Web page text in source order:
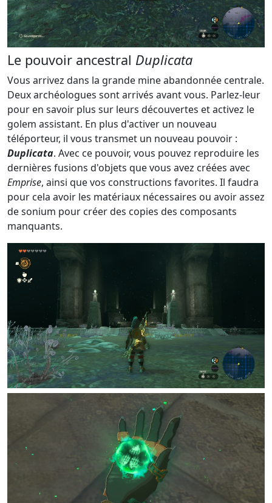
Le pouvoir ancestral Duplicata
Vous arrivez dans la grande mine abandonnée centrale.
Deux archéologues sont arrivés avant vous. Parlez-leur
pour en savoir plus sur leurs découvertes et activez le
golem assistant. En plus d'activer un nouveau
téléporteur, il vous transmet un nouveau pouvoir :
Duplicata. Avec ce pouvoir, vous pouvez reproduire les
dernières fusions d'objets que vous avez créées avec
Emprise, ainsi que vos constructions favorites. Il faudra
pour cela avoir les matériaux nécessaires ou avoir assez
de sonium pour créer des copies des composants
manquants.